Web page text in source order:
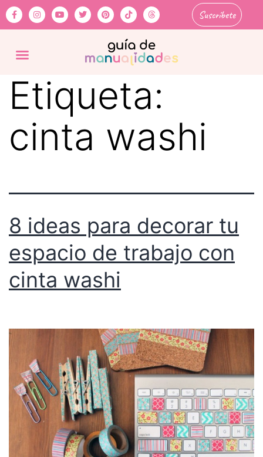
Suscríbete
Etiqueta:
cinta washi
8 ideas para decorar tu
espacio de trabajo con
cinta washi